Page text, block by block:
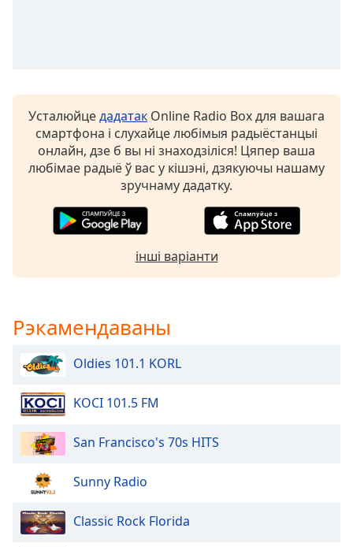
settings,
opens
subtitles
settings
dialog
selected
Fullscreen
modal
window.
Beginning
dialog
Escape
Усталюйцедадатак Online Radio Box для вашага
смартфона і слухайце любімыя радыёстанцыі
онлайн, дзе б вы ні знаходзіліся! Цяпер ваша
любімае радыё ў вас у кішэні, дзякуючы нашаму
зручнаму дадатку.
інші варіанти
Рэкамендаваны
Oldies 101.1 KORL
KOCI 101.5 FM
San Francisco's 70s HITS
Sunny Radio
Classic Rock Florida